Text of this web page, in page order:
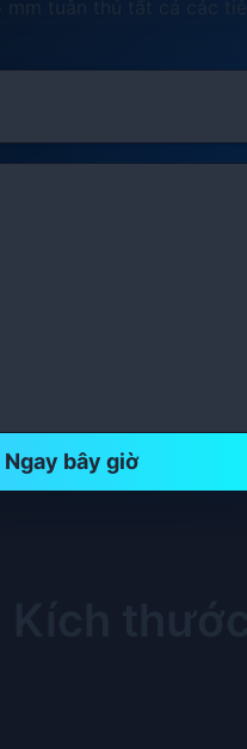
tuân thủ tất cả các tiêu
bây giờ